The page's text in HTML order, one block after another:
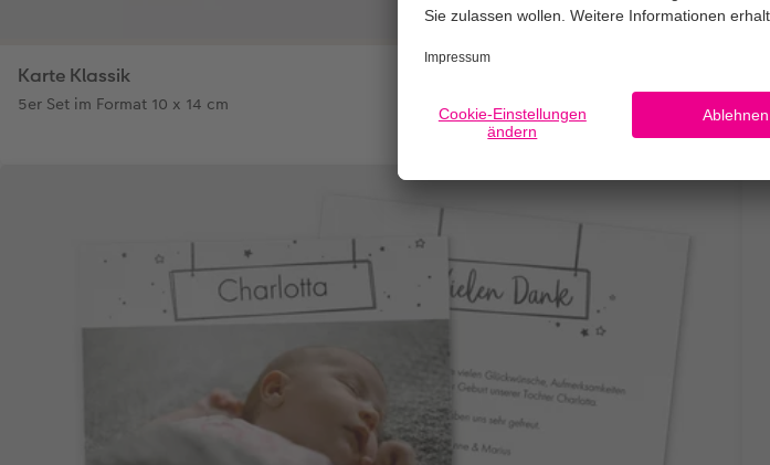
Karte Klassik
5er Set im Format 10 x 14 cm
ab8,95 €*